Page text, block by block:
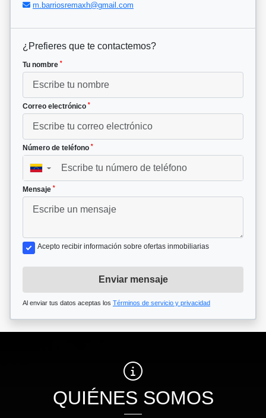
m.barriosremaxh@gmail.com
¿Prefieres que te contactemos?
Tu nombre *
Correo electrónico *
Número de teléfono *
▼
Mensaje *
Acepto recibir información sobre ofertas inmobiliarias
Enviar mensaje
Al enviar tus datos aceptas los Términos de servicio y privacidad
QUIÉNES SOMOS